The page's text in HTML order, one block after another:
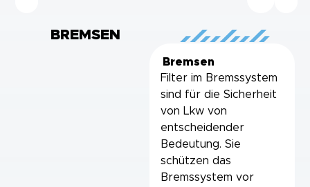
BREMSEN
Bremsen
Filter im Bremssystem
sind für die Sicherheit
von Lkw von
entscheidender
Bedeutung. Sie
schützen das
Bremssystem vor